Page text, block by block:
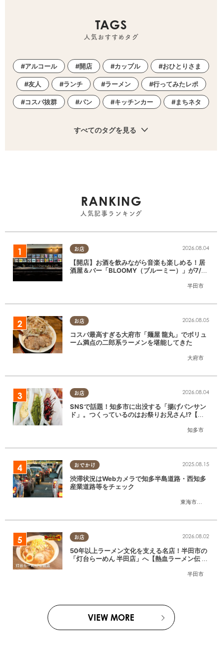
TAGS
人気おすすめタグ
アルコール 開店 カップル おひとりさま
友人 ランチ ラーメン 行ってみたレポ
コスパ抜群 パン キッチンカー まちネタ
すべてのタグを見る
RANKING
人気記事ランキング
お店
半田市
2026.08.04
【開店】お酒を飲みながら音楽も楽しめる！居
酒屋＆バー「BLOOMY（ブルーミー）」が7/3
お店
大府市
2026.08.05
コスパ最高すぎる大府市「麺屋 龍丸」でボリュ
ーム満点の二郎系ラーメンを堪能してきた
お店
知多市
2026.08.04
SNSで話題！知多市に出没する「揚げパンサン
ド」。つくっているのはお祭りお兄さん!?【ち
おでかけ
東海市
,大府市
2025.08.15
渋滞状況はWebカメラで知多半島道路・西知多
産業道路等をチェック
お店
半田市
2026.08.02
50年以上ラーメン文化を支える名店！半田市の
「灯台らーめん 半田店」へ【熱血ラーメン伝 8
VIEW MORE